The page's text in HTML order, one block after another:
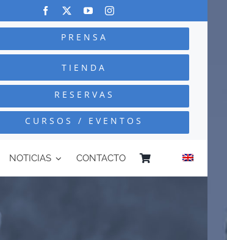
PRENSA
TIENDA
RESERVAS
CURSOS / EVENTOS
NOTICIAS CONTACTO